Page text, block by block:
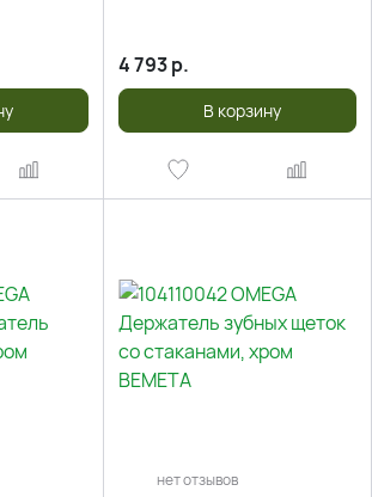
4 793р.
В корзину
нет отзывов